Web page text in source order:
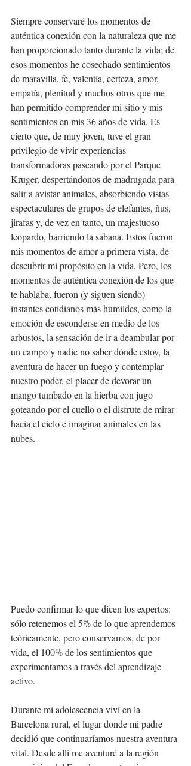
Siempre conservaré los momentos de
auténtica conexión con la naturaleza que me
han proporcionado tanto durante la vida; de
esos momentos he cosechado sentimientos
de maravilla, fe, valentía, certeza, amor,
empatía, plenitud y muchos otros que me
han permitido comprender mi sitio y mis
sentimientos en mis 36 años de vida. Es
cierto que, de muy joven, tuve el gran
privilegio de vivir experiencias
transformadoras paseando por el Parque
Kruger, despertándonos de madrugada para
salir a avistar animales, absorbiendo vistas
espectaculares de grupos de elefantes, ñus,
jirafas y, de vez en tanto, un majestuoso
leopardo, barriendo la sabana. Estos fueron
mis momentos de amor a primera vista, de
descubrir mi propósito en la vida. Pero, los
momentos de auténtica conexión de los que
te hablaba, fueron (y siguen siendo)
instantes cotidianos más humildes, como la
emoción de esconderse en medio de los
arbustos, la sensación de ir a deambular por
un campo y nadie no saber dónde estoy, la
aventura de hacer un fuego y contemplar
nuestro poder, el placer de devorar un
mango tumbado en la hierba con jugo
goteando por el cuello o el disfrute de mirar
hacia el cielo e imaginar animales en las
nubes.
Puedo confirmar lo que dicen los expertos:
sólo retenemos el 5% de lo que aprendemos
teóricamente, pero conservamos, de por
vida, el 100% de los sentimientos que
experimentamos a través del aprendizaje
activo.
Durante mi adolescencia viví en la
Barcelona rural, el lugar donde mi padre
decidió que continuaríamos nuestra aventura
vital. Desde allí me aventuré a la región